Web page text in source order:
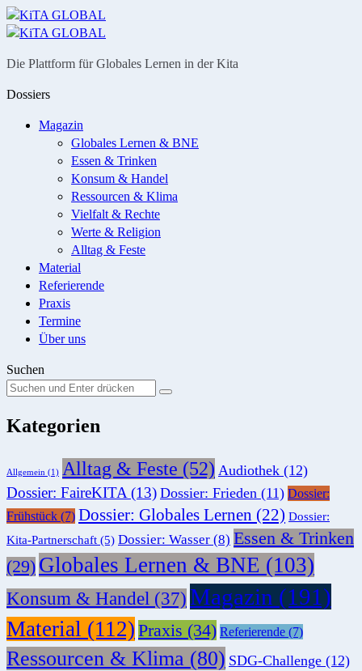
Menü
Suche
Die Plattform für Globales Lernen in der Kita
Dossiers
Magazin
Globales Lernen & BNE
Essen & Trinken
Konsum & Handel
Ressourcen & Klima
Vielfalt & Rechte
Werte & Religion
Alltag & Feste
Material
Referierende
Praxis
Termine
Über uns
Suchen
Suchen
nach:
Suche
Kategorien
Allgemein (1) Alltag & Feste (52) Audiothek (12)
Dossier: FaireKITA (13) Dossier: Frieden (11) Dossier:
Frühstück (7) Dossier: Globales Lernen (22) Dossier:
Kita-Partnerschaft (5) Dossier: Wasser (8) Essen & Trinken
(29) Globales Lernen & BNE (103)
Konsum & Handel (37) Magazin (191)
Material (112) Praxis (34) Referierende (7)
Ressourcen & Klima (80) SDG-Challenge (12)